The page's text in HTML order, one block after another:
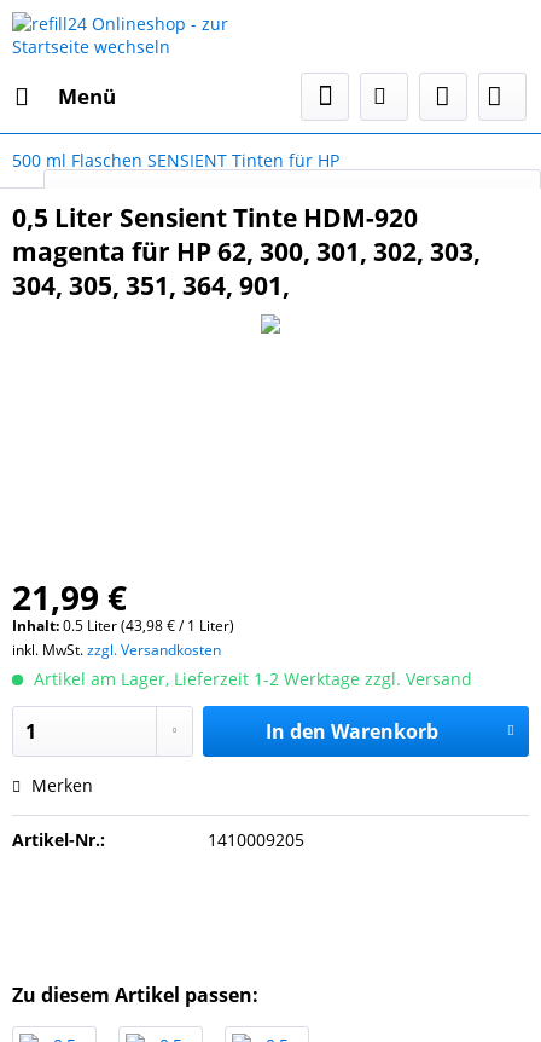
Menü
500 ml Flaschen SENSIENT Tinten für HP
0,5 Liter Sensient Tinte HDM-920
magenta für HP 62, 300, 301, 302, 303,
304, 305, 351, 364, 901,
21,99 €
Inhalt:0.5 Liter (43,98 € / 1 Liter)
inkl. MwSt.zzgl. Versandkosten
Artikel am Lager, Lieferzeit 1-2 Werktage zzgl. Versand
In den Warenkorb
Merken
Artikel-Nr.: 1410009205
Zu diesem Artikel passen: